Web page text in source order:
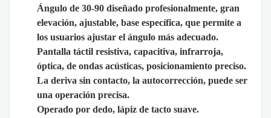
Ángulo de 30-90 diseñado profesionalmente, gran
elevación, ajustable, base específica, que permite a
los usuarios ajustar el ángulo más adecuado.
Pantalla táctil resistiva, capacitiva, infrarroja,
óptica, de ondas acústicas, posicionamiento preciso.
La deriva sin contacto, la autocorrección, puede ser
una operación precisa.
Operado por dedo, lápiz de tacto suave.